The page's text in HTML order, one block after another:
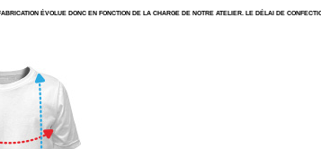
ÉVOLUE DONC EN FONCTION DE LA CHARGE DE NOTRE ATELIER. LE DÉLAI DE